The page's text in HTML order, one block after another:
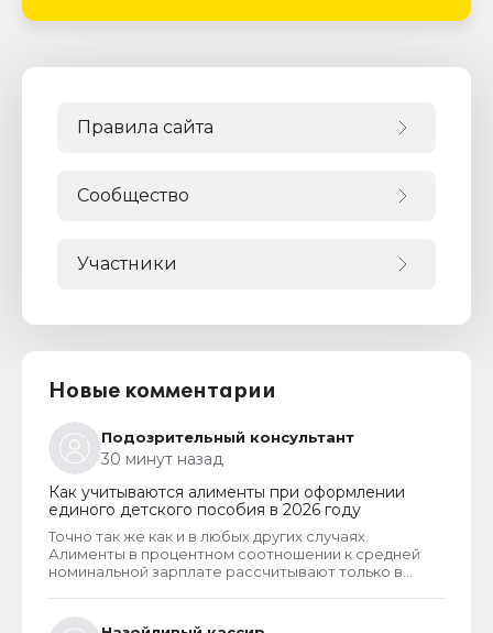
Правила сайта
Сообщество
Участники
Новые комментарии
Подозрительный консультант
30 минут назад
Как учитываются алименты при оформлении
единого детского пособия в 2026 году
Точно так же как и в любых других случаях.
Алименты в процентном соотношении к средней
номинальной зарплате рассчитывают только в
получает. Но долг по алиментам может возникнуть